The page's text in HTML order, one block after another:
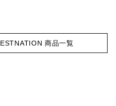
ESTNATION 商品一覧